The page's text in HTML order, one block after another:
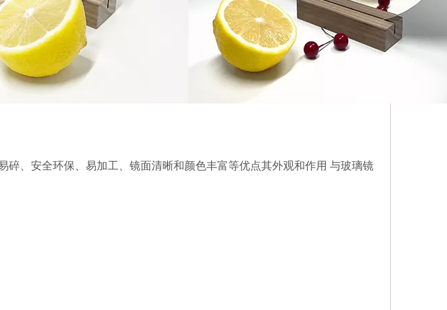
、安全环保、易加工、镜面清晰和颜色丰富等优点其外观和作用 与玻璃镜